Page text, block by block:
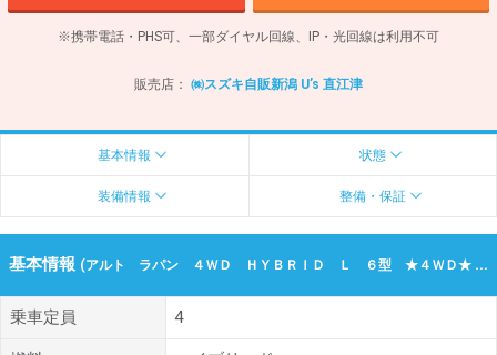
※携帯電話・PHS可、一部ダイヤル回線、IP・光回線は利用不可
販売店： ㈱スズキ自販新潟 U’s 直江津
基本情報 状態
装備情報 整備・保証
基本情報 (アルト ラパン ４ＷＤ ＨＹＢＲＩＤ Ｌ ６型 ★４ＷＤ★ 令和07年（2025年） 308km 新潟県上越市)
乗車定員 4